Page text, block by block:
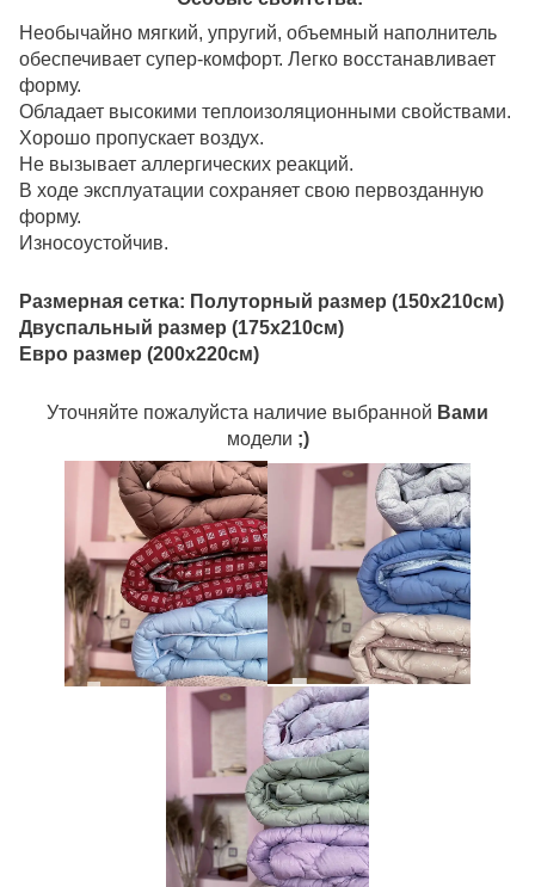
Необычайно мягкий, упругий, объемный наполнитель
обеспечивает супер-комфорт. Легко восстанавливает
форму.
Обладает высокими теплоизоляционными свойствами.
Хорошо пропускает воздух.
Не вызывает аллергических реакций.
В ходе эксплуатации сохраняет свою первозданную
форму.
Износоустойчив.
Размерная сетка: Полуторный размер (150х210см)
Двуспальный размер (175х210см)
Евро размер (200х220см)
Уточняйте пожалуйста наличие выбранной Вами
модели ;)